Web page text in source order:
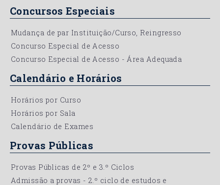
Concursos Especiais
Mudança de par Instituição/Curso, Reingresso
Concurso Especial de Acesso
Concurso Especial de Acesso - Área Adequada
Calendário e Horários
Horários por Curso
Horários por Sala
Calendário de Exames
Provas Públicas
Provas Públicas de 2º e 3.º Ciclos
Admissão a provas - 2.º ciclo de estudos e